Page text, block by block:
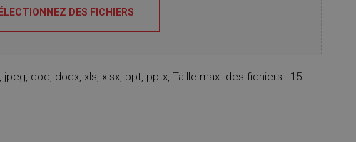
DES FICHIERS
doc, docx, xls, xlsx, ppt, pptx, Taille max. des fichiers : 15